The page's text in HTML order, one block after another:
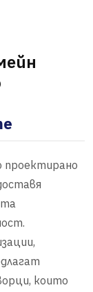
проектирано
които